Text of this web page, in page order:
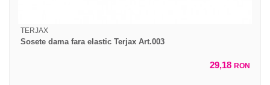
TERJAX
Sosete dama fara elastic Terjax Art.003
29,18 RON